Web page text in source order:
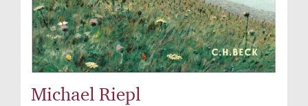
Michael Riepl